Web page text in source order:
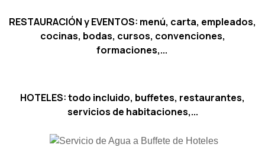
RESTAURACIÓN y EVENTOS: menú, carta, empleados,
cocinas, bodas, cursos, convenciones,
formaciones,...
HOTELES: todo incluido, buffetes, restaurantes,
servicios de habitaciones,...